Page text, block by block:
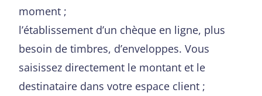
moment ;
l’établissement d’un chèque en ligne, plus
besoin de timbres, d’enveloppes. Vous
saisissez directement le montant et le
destinataire dans votre espace client ;